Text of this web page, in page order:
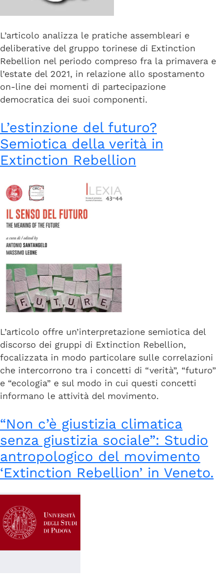
L’articolo analizza le pratiche assembleari e
deliberative del gruppo torinese di Extinction
Rebellion nel periodo compreso fra la primavera e
l’estate del 2021, in relazione allo spostamento
on-line dei momenti di partecipazione
democratica dei suoi componenti.
L’estinzione del futuro?
Semiotica della verità in
Extinction Rebellion
L’articolo offre un’interpretazione semiotica del
discorso dei gruppi di Extinction Rebellion,
focalizzata in modo particolare sulle correlazioni
che intercorrono tra i concetti di “verità”, “futuro”
e “ecologia” e sul modo in cui questi concetti
informano le attività del movimento.
“Non c’è giustizia climatica
senza giustizia sociale”: Studio
antropologico del movimento
‘Extinction Rebellion’ in Veneto.